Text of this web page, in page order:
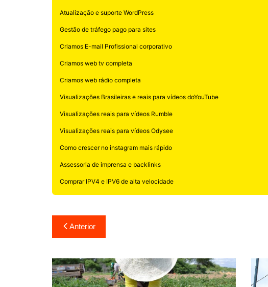
Atualização e suporte WordPress
Gestão de tráfego pago para sites
Criamos E-mail Profissional corporativo
Criamos web tv completa
Criamos web rádio completa
Visualizações Brasileiras e reais para vídeos doYouTube
Visualizações reais para vídeos Rumble
Visualizações reais para vídeos Odysee
Como crescer no instagram mais rápido
Assessoria de imprensa e backlinks
Comprar IPV4 e IPV6 de alta velocidade
Navegação
de
Post
Anterior